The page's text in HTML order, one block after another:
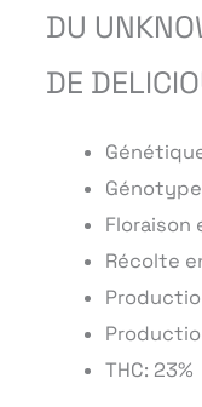
DU
DE
Floraison
Récolte
THC: 23%